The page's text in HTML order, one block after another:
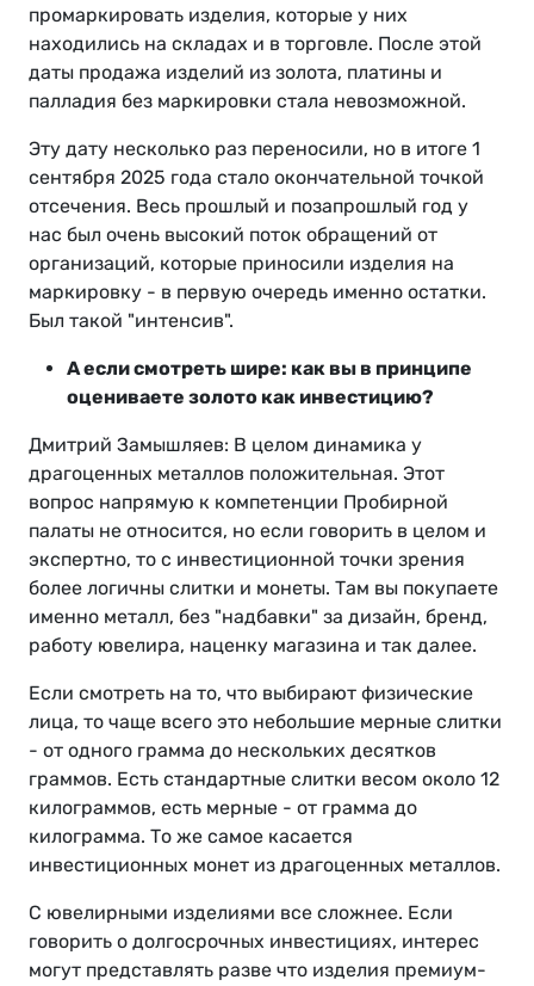
промаркировать изделия, которые у них
находились на складах и в торговле. После этой
даты продажа изделий из золота, платины и
палладия без маркировки стала невозможной.
Эту дату несколько раз переносили, но в итоге 1
сентября 2025 года стало окончательной точкой
отсечения. Весь прошлый и позапрошлый год у
нас был очень высокий поток обращений от
организаций, которые приносили изделия на
маркировку - в первую очередь именно остатки.
Был такой "интенсив".
А если смотреть шире: как вы в принципе
оцениваете золото как инвестицию?
Дмитрий Замышляев: В целом динамика у
драгоценных металлов положительная. Этот
вопрос напрямую к компетенции Пробирной
палаты не относится, но если говорить в целом и
экспертно, то с инвестиционной точки зрения
более логичны слитки и монеты. Там вы покупаете
именно металл, без "надбавки" за дизайн, бренд,
работу ювелира, наценку магазина и так далее.
Если смотреть на то, что выбирают физические
лица, то чаще всего это небольшие мерные слитки
- от одного грамма до нескольких десятков
граммов. Есть стандартные слитки весом около 12
килограммов, есть мерные - от грамма до
килограмма. То же самое касается
инвестиционных монет из драгоценных металлов.
С ювелирными изделиями все сложнее. Если
говорить о долгосрочных инвестициях, интерес
могут представлять разве что изделия премиум-